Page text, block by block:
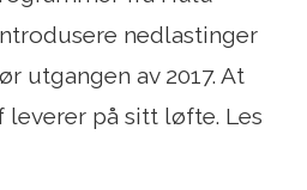
nedlastinger
utgangen av 2017. At
leverer på sitt løfte. Les